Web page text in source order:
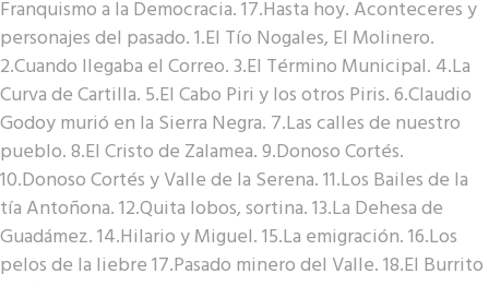
Franquismo a la Democracia. 17.Hasta hoy. Aconteceres y
personajes del pasado. 1.El Tío Nogales, El Molinero.
2.Cuando llegaba el Correo. 3.El Término Municipal. 4.La
Curva de Cartilla. 5.El Cabo Piri y los otros Piris. 6.Claudio
Godoy murió en la Sierra Negra. 7.Las calles de nuestro
pueblo. 8.El Cristo de Zalamea. 9.Donoso Cortés.
10.Donoso Cortés y Valle de la Serena. 11.Los Bailes de la
tía Antoñona. 12.Quita lobos, sortina. 13.La Dehesa de
Guadámez. 14.Hilario y Miguel. 15.La emigración. 16.Los
pelos de la liebre 17.Pasado minero del Valle. 18.El Burrito